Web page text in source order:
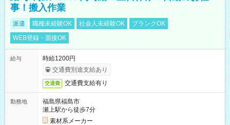
事！搬入作業
派遣 職種未経験OK 社会人未経験OK
ブランクOK
WEB登録・面接OK
給与
時給1200円
交通費別途支給あり
交通費 交通費支給有り
勤務地
福島県福島市
瀬上駅から徒歩7分
素材系メーカー